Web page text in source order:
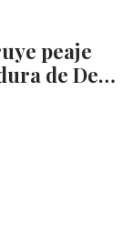
peaje
de De…